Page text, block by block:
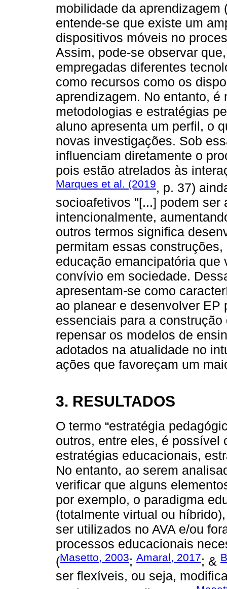
mobilidade da aprendizagem
entende-se que existe um
dispositivos móveis no
Assim, pode-se observar
empregadas diferentes
como recursos como os
aprendizagem. No entanto,
metodologias e estratégias
aluno apresenta um perfil, o
novas investigações. Sob
influenciam diretamente o
pois estão atrelados às
Marques et al. (2019, p. 37)
socioafetivos "[...] podem ser
intencionalmente,
outros termos significa
permitam essas
educação emancipatória
convívio em sociedade.
apresentam-se como
ao planear e desenvolver
essenciais para a
repensar os modelos de
adotados na atualidade no
ações que favoreçam um
3. RESULTADOS
O termo “estratégia
outros, entre eles, é possível
estratégias educacionais,
No entanto, ao serem
verificar que alguns
por exemplo, o paradigma
(totalmente virtual ou
ser utilizados no AVA e/ou
processos educacionais
(Masetto, 2003; Amaral, 2017; &
ser flexíveis, ou seja,